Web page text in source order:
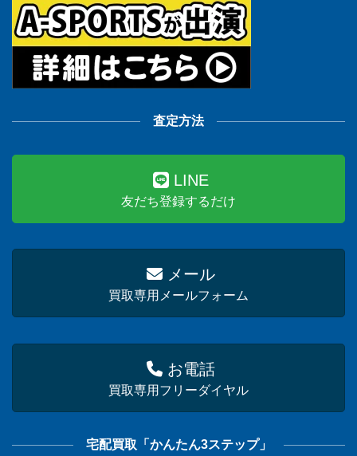
査定方法
LINE
友だち登録するだけ
メール
買取専用メールフォーム
お電話
買取専用フリーダイヤル
宅配買取「かんたん3ステップ」